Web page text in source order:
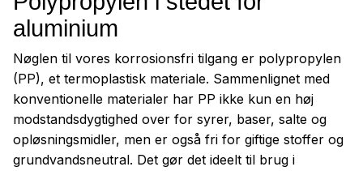
aluminium
Nøglen til vores korrosionsfri tilgang er polypropylen
(PP), et termoplastisk materiale. Sammenlignet med
konventionelle materialer har PP ikke kun en høj
modstandsdygtighed over for syrer, baser, salte og
opløsningsmidler, men er også fri for giftige stoffer og
grundvandsneutral. Det gør det ideelt til brug i